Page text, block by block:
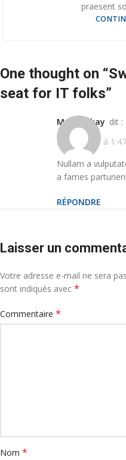
praesent
One thought on “
seat for IT folks”
Mr. Mackay dit :
27/08/2021 à
Nullam a
a fames
RÉPONDRE
Laisser un
Votre adresse e-mail ne sera
sont indiqués avec *
Commentaire *
Nom *